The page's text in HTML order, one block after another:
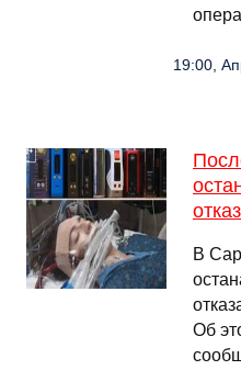
19:00,
В
Об